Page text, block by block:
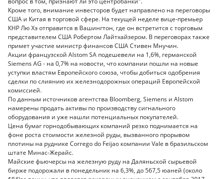
Кроме того, внимание инвесторов будет направлено на переговоры
США и Китая в торговой сфере. На текущей неделе вице-премьер
КНР Лю Хэ отправится в Вашингтон, где он встретится с торговым
представителем США Робертом Лайтхайзером. В переговорах также
примет участие министр финансов США Стивен Мнучин.
Акции французской Alstom SA подешевели на 1,6%, германской
Siemens AG - на 0,7% на новости, что компании пошли на новые
уступки властям Европейского союза, чтобы добиться одобрения
сделки по слиянию их железнодорожных операций Европейской
комиссией.
По данным источников агентства Bloomberg, Siemens и Alstom
намерены продать активы по производству сигнального
оборудования и уже нашли потенциальных покупателей.
Цена бумаг горнодобывающих компаний резко поднимается на
фоне роста стоимости железной руды, вызванного прорывом
плотины на руднике Corrego do Feijao компании Vale в бразильском
штате Минас-Жерайс.
Майские фьючерсы на железную руду на Даляньской сырьевой
бирже подорожали в понедельник на 6,3%, до 567,5 юаней (около